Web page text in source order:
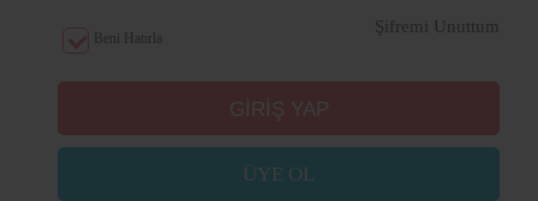
Beni Hatırla
Şifremi Unuttum
ÜYE OL